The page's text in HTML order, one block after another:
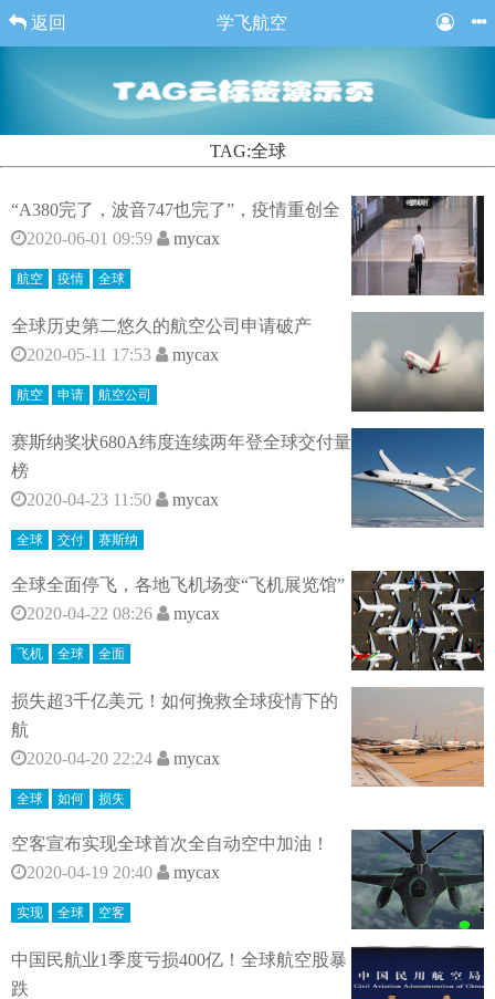
返回 学飞航空
TAG:全球
“A380完了，波音747也完了”，疫情重创全
2020-06-01 09:59
mycax
航空 疫情 全球
全球历史第二悠久的航空公司申请破产
2020-05-11 17:53
mycax
航空 申请 航空公司
赛斯纳奖状680A纬度连续两年登全球交付量
榜
2020-04-23 11:50
mycax
全球 交付 赛斯纳
全球全面停飞，各地飞机场变“飞机展览馆”
2020-04-22 08:26
mycax
飞机 全球 全面
损失超3千亿美元！如何挽救全球疫情下的
航
2020-04-20 22:24
mycax
全球 如何 损失
空客宣布实现全球首次全自动空中加油！
2020-04-19 20:40
mycax
实现 全球 空客
中国民航业1季度亏损400亿！全球航空股暴
跌